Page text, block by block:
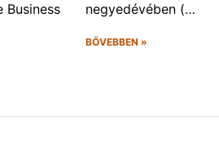
Business
negyedévében (…
BŐVEBBEN »